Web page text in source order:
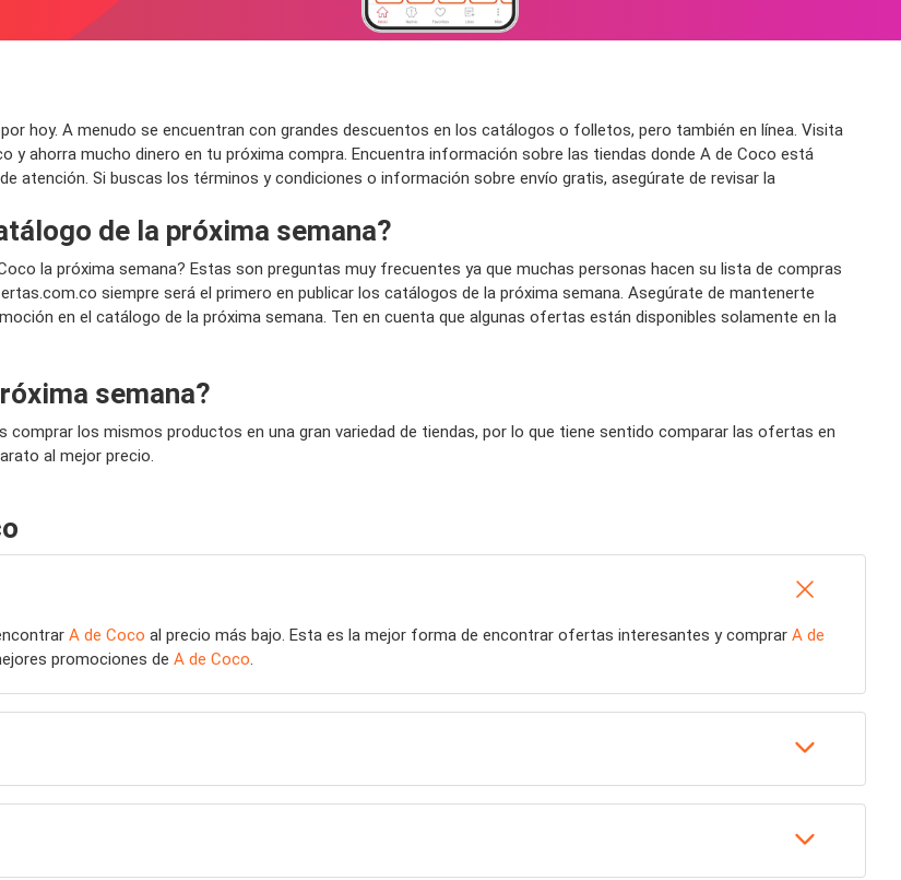
hoy. A menudo se encuentran con grandes descuentos en los catálogos o folletos, pero también en línea. Visita
ahorra mucho dinero en tu próxima compra. Encuentra información sobre las tiendas donde A de Coco está
atención. Si buscas los términos y condiciones o información sobre envío gratis, asegúrate de revisar la
de la próxima semana?
la próxima semana? Estas son preguntas muy frecuentes ya que muchas personas hacen su lista de compras
siempre será el primero en publicar los catálogos de la próxima semana. Asegúrate de mantenerte
en el catálogo de la próxima semana. Ten en cuenta que algunas ofertas están disponibles solamente en la
semana?
los mismos productos en una gran variedad de tiendas, por lo que tiene sentido comparar las ofertas en
al mejor precio.
A de Coco al precio más bajo. Esta es la mejor forma de encontrar ofertas interesantes y comprar A de
promociones de A de Coco.